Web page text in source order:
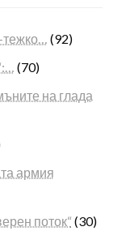
тежко… (92)
(70)
на глада
армия
поток“ (30)